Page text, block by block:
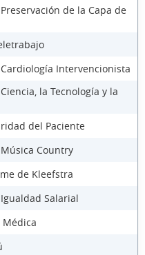
de la Capa de
Intervencionista
la Tecnología y la
del Paciente
Country
de Kleefstra
Salarial